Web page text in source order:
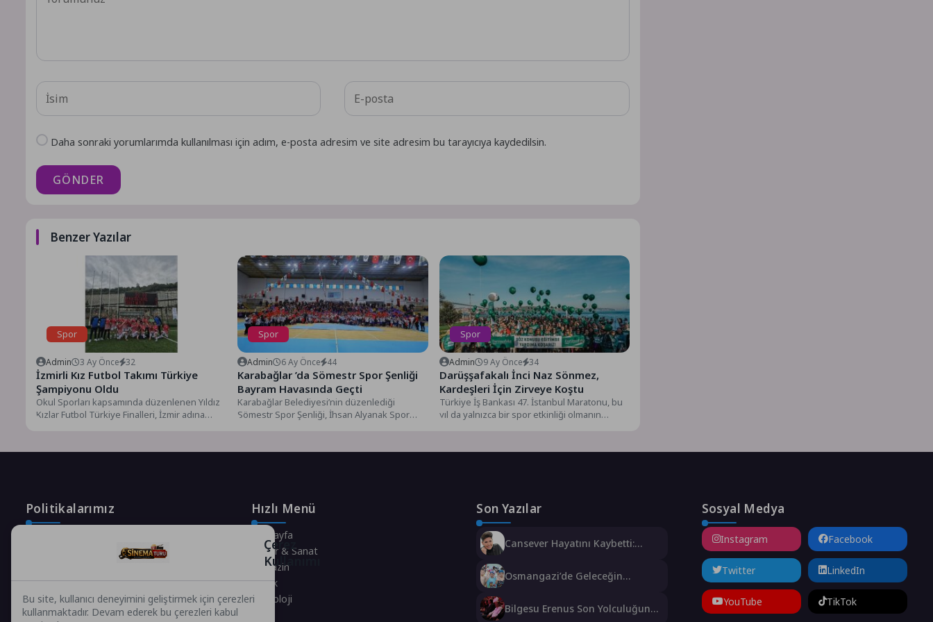
Daha sonraki yorumlarımda kullanılması için adım, e-posta adresim ve site adresim bu tarayıcıya kaydedilsin.
GÖNDER
Benzer Yazılar
Spor
Admin 3 Ay Önce 32
İzmirli Kız Futbol Takımı Türkiye
Şampiyonu Oldu
Okul Sporları kapsamında düzenlenen Yıldız
Kızlar Futbol Türkiye Finalleri, İzmir adına
Spor
Admin 6 Ay Önce 44
Karabağlar ’da Sömestr Spor Şenliği
Bayram Havasında Geçti
Karabağlar Belediyesi’nin düzenlediği
Sömestr Spor Şenliği, İhsan Alyanak Spor
Spor
Admin 9 Ay Önce 34
Darüşşafakalı İnci Naz Sönmez,
Kardeşleri İçin Zirveye Koştu
Türkiye İş Bankası 47. İstanbul Maratonu, bu
yıl da yalnızca bir spor etkinliği olmanın
Politikalarımız
Telif Hakları Politikası
Hızlı Menü
Anasayfa
Kültür & Sanat
Magazin
Sağlık
Teknoloji
Son Yazılar
Cansever Hayatını Kaybetti:
Osmangazi’de Geleceğin
Bilgesu Erenus Son Yolculuğuna
Sosyal Medya
Instagram Facebook
Twitter LinkedIn
YouTube TikTok
Çerez
Kullanımı
Bu site, kullanıcı deneyimini geliştirmek için çerezleri
kullanmaktadır. Devam ederek bu çerezleri kabul